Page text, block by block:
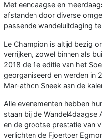
Met eendaagse en
afstanden door diverse
passende wandeluitdaging
Le Champion is altijd bezig
verrijken, zowel binnen als
2018 de 1e editie van het
georganiseerd en werden in
Mar-athon Sneek aan de
Alle evenementen hebben
staan bij de Wandel4daagse
en de grootse prestatie van
verlichten de Fjoertoer